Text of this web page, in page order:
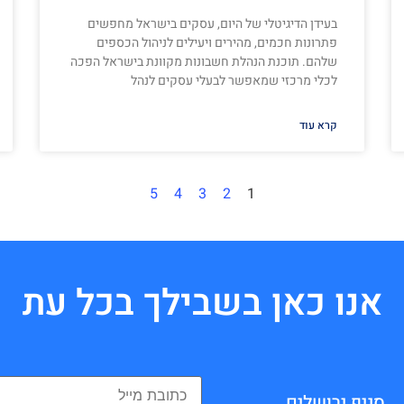
בעידן הדיגיטלי של היום, עסקים בישראל מחפשים
פתרונות חכמים, מהירים ויעילים לניהול הכספים
שלהם. תוכנת הנהלת חשבונות מקוונת בישראל הפכה
לכלי מרכזי שמאפשר לבעלי עסקים לנהל
קרא עוד
1
2
3
4
5
אנו כאן בשבילך בכל עת